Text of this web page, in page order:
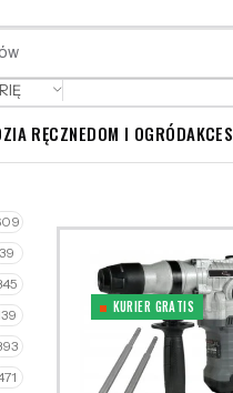
RĘCZNEDOM I OGRÓD
39
KURIER GRATIS